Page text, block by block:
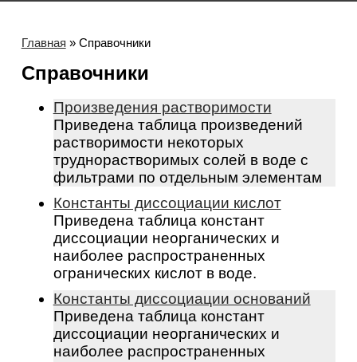
Главная » Справочники
Справочники
Произведения растворимости
Приведена таблица произведений
растворимости некоторых
труднорастворимых солей в воде с
фильтрами по отдельным элементам
Константы диссоциации кислот
Приведена таблица констант
диссоциации неорганических и
наиболее распространенных
огранических кислот в воде.
Константы диссоциации оснований
Приведена таблица констант
диссоциации неорганических и
наиболее распространенных